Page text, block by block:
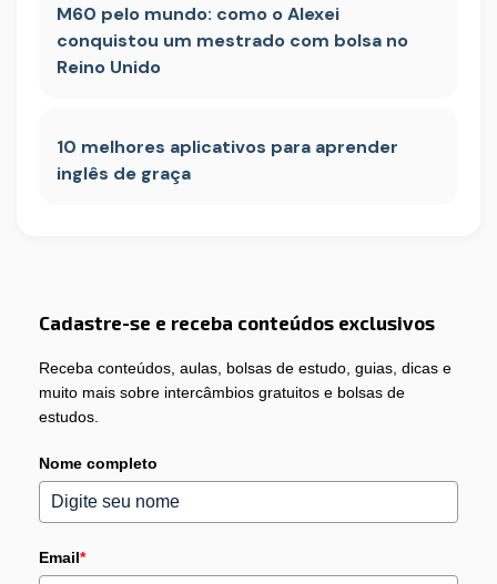
M60 pelo mundo: como o Alexei
conquistou um mestrado com bolsa no
Reino Unido
10 melhores aplicativos para aprender
inglês de graça
Cadastre-se e receba conteúdos exclusivos
Receba conteúdos, aulas, bolsas de estudo, guias, dicas e
muito mais sobre intercâmbios gratuitos e bolsas de
estudos.
Nome completo
Email*